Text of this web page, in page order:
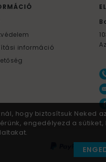
információ
hogy biztosítsuk Neked
engedélyezd a